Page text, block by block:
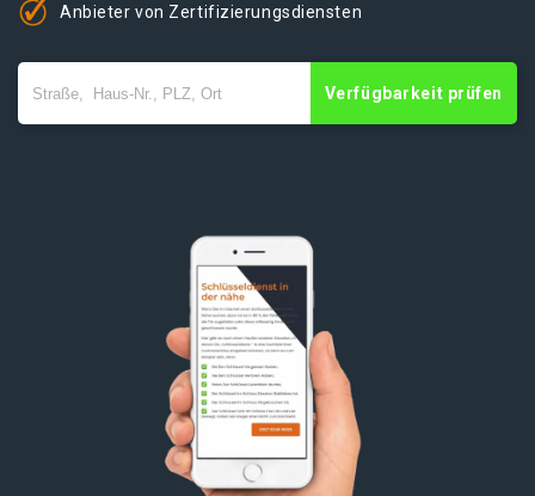
Anbieter von Zertifizierungsdiensten
Verfügbarkeit prüfen